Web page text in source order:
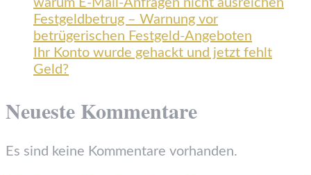
warum E-Mail-Anfragen nicht ausreichen
Festgeldbetrug – Warnung vor
betrügerischen Festgeld-Angeboten
Ihr Konto wurde gehackt und jetzt fehlt
Geld?
Neueste Kommentare
Es sind keine Kommentare vorhanden.